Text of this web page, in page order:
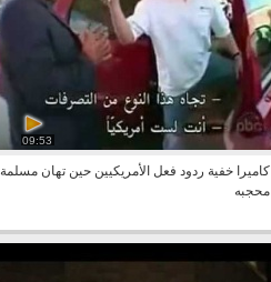
09:53
كاميرا خفية ردود فعل الأمريكيين حين تهان مسلمة
محجبه